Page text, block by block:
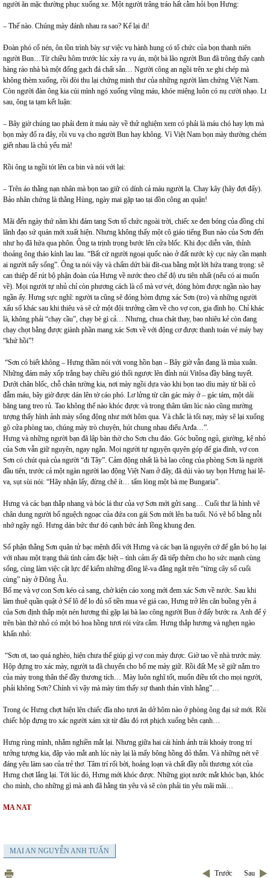
người ăn mặc thường phục xuống xe. Một người trâng tráo hất cằm hỏi bọn Hưng:
– Thế nào. Chúng mày đánh nhau ra sao? Kể lại đi!
Đoàn phó cố nén, ôn tồn trình bày sự việc vụ hành hung có tổ chức của bọn thanh niên
người Bun…Từ chiều hôm trước lúc xảy ra vụ án, một bà lão người Bun đã trông thấy cạnh
hàng rào nhà bà một đống gạch đá chất sẵn… Người công an ngồi trên xe ghi chép mà
không thèm xuống, rồi đòi thu lại chứng minh thư của những người làm chứng Việt Nam.
Còn người đàn ông kia cúi mình ngó xuống vũng máu, khóe miệng luôn có nụ cười nhạo. Lt
sau, ông ta tạm kết luận:
– Bây giờ chúng tao phải đem ít máu này về thử nghiệm xem có phải là máu chó hay lợn mà
bọn mày đổ ra đây, rồi vu vạ cho người Bun hay không. Vì Việt Nam bọn mày thường chém
giết nhau là chủ yếu mà!
Rồi ông ta ngồi tót lên ca bin và nói với lại:
– Trên áo thằng nạn nhân mà bọn tao giữ có dính cả máu người lạ. Chay kây (hãy đợi đấy).
Bảo nhân chứng là thằng Hùng, ngày mai gặp tao tại đồn công an quận!
Mãi đến ngày thứ năm khi đám tang Sơn tổ chức ngoài trời, chiếc xe đen bóng của đồng chí
lãnh đạo sứ quán mới xuất hiện. Nhưng không thấy một cô giáo tiếng Bun nào của Sơn đến
như họ đã hứa qua phôn. Ông ta trịnh trọng bước lên cửa blốc. Khi đọc diễn văn, thỉnh
thoảng ông tháo kính lau lau. “Bất cứ người ngoại quốc nào ở đất nước kỳ cục này cần mạnh
ai người nấy sống”. Ông ta nói vậy và chấm dứt bài đít-cua bằng một lời hứa trang trọng: sẽ
can thiệp để rút bộ phận đoàn của Hưng về nước theo chế độ ưu tiên nhất (nếu có ai muốn
về). Mọi người tự nhủ chỉ còn phương cách là cố mà vơ vét, đóng hòm được ngần nào hay
ngần ấy. Hưng sực nghĩ: người ta cũng sẽ đóng hòm đựng xác Sơn (tro) và những người
xấu số khác sau khi thiêu và sẽ cử một đội trưởng cầm về cho vợ con, gia đình họ. Chỉ khác
là, không phải “chạy cầu”, chạy bè gì cả… Nhưng, chua chát thay, bao nhiêu kẻ còn đang
chạy chọt bằng được giành phần mang xác Sơn về với động cơ được thanh toán vé máy bay
“khứ hồi”!
“Sơn có biết không – Hưng thầm nói với vong hồn bạn – Bây giờ vẫn đang là mùa xuân.
Những đám mây xốp trắng bay chiều gió thổi ngược lên đỉnh núi Vitôsa đầy băng tuyết.
Dưới chân blốc, chỗ chân tường kia, nơi mày ngồi dựa vào khi bọn tao dìu mày từ bãi cỏ
đẫm máu, bây giờ được dán lên tờ cáo phó. Lơ lửng từ căn gác mày ở – gác tám, một dải
băng tang treo rủ. Tao không thể nào khóc được và trong thâm tâm lúc nào cũng mường
tượng thấy hình ảnh mày sống động như mới hôm qua. Và chắc là tối nay, mày sẽ lại xuống
gõ cửa phòng tao, chúng mày trò chuyện, hút chung nhau điếu Arđa…”.
Hưng và những người bạn đã lập bàn thờ cho Sơn chu đáo. Góc buồng ngủ, giường, kệ nhỏ
của Sơn vẫn giữ nguyên, ngay ngắn. Mọi người tự nguyện quyên góp để gia đình, vợ con
Sơn có chút quà của người “đi Tây”. Cảm động nhất là bà lao công của phòng Sơn là người
đầu tiên, trước cả một ngàn người lao động Việt Nam ở đây, đã dúi vào tay bọn Hưng hai lê-
va, sụt sùi nói: “Hãy nhận lấy, đừng chê ít… tấm lòng một bà mẹ Bungaria”.
Hưng và các bạn thắp nhang và bóc lá thư của vợ Sơn mới gửi sang… Cuối thư là hình vẽ
chân dung người bố nguệch ngoạc của đứa con gái Sơn mới lên ba tuổi. Nó vẽ bố bằng nỗi
nhớ ngây ngô. Hưng dán bức thư đó cạnh bức ảnh lồng khung đen.
Số phận thằng Sơn quân tử bạc mệnh đối với Hưng và các bạn là nguyên cớ để gắn bó họ lại
với nhau một trạng thái tình cảm đặc biệt – tình cảm ấy đã tiếp thêm cho họ sức mạnh cùng
sống, cùng làm việc cật lực để kiếm những đồng lê-va đắng ngắt trên “từng cây số cuối
cùng” này ở Đông Âu.
Bố mẹ và vợ con Sơn kéo cả sang, chờ kiện cáo xong mới đem xác Sơn về nước. Sau khi
làm thuê quần quật ở Sế lô để lo đủ số tiền mua vé giá cao, Hưng trở lên căn buồng yên ả
của Sơn định thắp một nén hương thì gặp lại bà lao công người Bun ở đấy bước ra. Anh để ý
trên bàn thờ nhỏ có một bó hoa hồng tươi rói vừa cắm. Hưng thắp hương và nghẹn ngào
khấn nhỏ:
“Sơn ơi, tao quá nghèo, hiện chưa thể giúp gì vợ con mày được. Giờ tao về nhà trước mày.
Hộp đựng tro xác mày, người ta đã chuyển cho bố mẹ mày giữ. Rồi đất Mẹ sẽ giữ nắm tro
của mày trong thân thể đầy thương tích… Mày luôn nghĩ tốt, muốn điều tốt cho mọi người,
phải không Sơn? Chính vì vậy mà mày tìm thấy sự thanh thản vĩnh hằng”…
Trong óc Hưng chợt hiện lên chiếc đĩa nho tươi ăn dở hôm nào ở phòng ông đại sứ mới. Rồi
chiếc hộp đựng tro xác người xám xịt từ đâu đó rơi phịch xuống bên cạnh…
Hưng rùng mình, nhắm nghiền mắt lại. Nhưng giữa hai cái hình ảnh trái khoáy trong trí
tưởng tượng kia, đập vào mắt anh lúc này lại là mấy bông hồng đỏ thắm. Và những nét vẽ
đáng yêu làm sao của trẻ thơ. Tâm trí rối bời, hoảng loạn và chất đầy nỗi thương xót của
Hưng chợt lắng lại. Tới lúc đó, Hưng mới khóc được. Những giọt nước mắt khóc bạn, khóc
cho mình, cho những gì mà anh đã hằng tin yêu và sẽ còn phải tin yêu mãi mãi…
MA NAT
MAI AN NGUYỄN ANH TUẤN
Trước Sau